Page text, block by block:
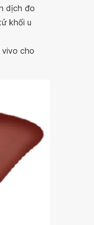
dịch đo
khối u
vivo cho